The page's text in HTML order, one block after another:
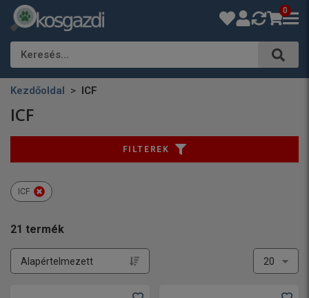
0
Keresés…
Kezdőoldal ICF
ICF
21 termék
FILTEREK
ICF